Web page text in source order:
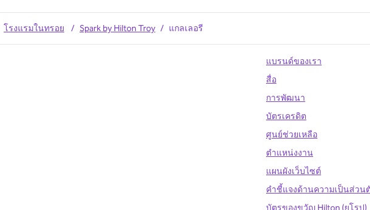
โรงแรมในทรอย / Spark by Hilton Troy / แกลเลอรี
แบรนด์ของเรา
สื่อ
การพัฒนา
บัตรเครดิต
ศูนย์ช่วยเหลือ
ตำแหน่งงาน
แผนผังเว็บไซต์
คำชี้แจงด้านความเป็นส่วน
บัตรของขวัญ Hilton (ยุโรป)